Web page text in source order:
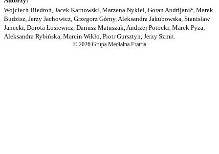
Wojciech Biedroń, Jacek Karnowski, Marzena Nykiel, Goran Andrijanić, Marek
Budzisz, Jerzy Jachowicz, Grzegorz Górny, Aleksandra Jakubowska, Stanisław
Janecki, Dorota Łosiewicz, Dariusz Matuszak, Andrzej Potocki, Marek Pyza,
Aleksandra Rybińska, Marcin Wikło, Piotr Gursztyn, Jerzy Szmit.
© 2026 Grupa Medialna Fratria